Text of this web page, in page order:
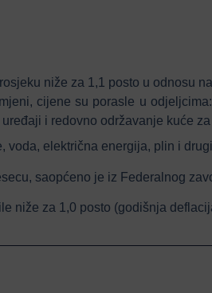
niže za 1,1 posto u odnosu
cijene su porasle u
i redovno održavanje kuće
električna energija, plin i
saopćeno je iz Federalnog
niže za 1,0 posto (godišnja